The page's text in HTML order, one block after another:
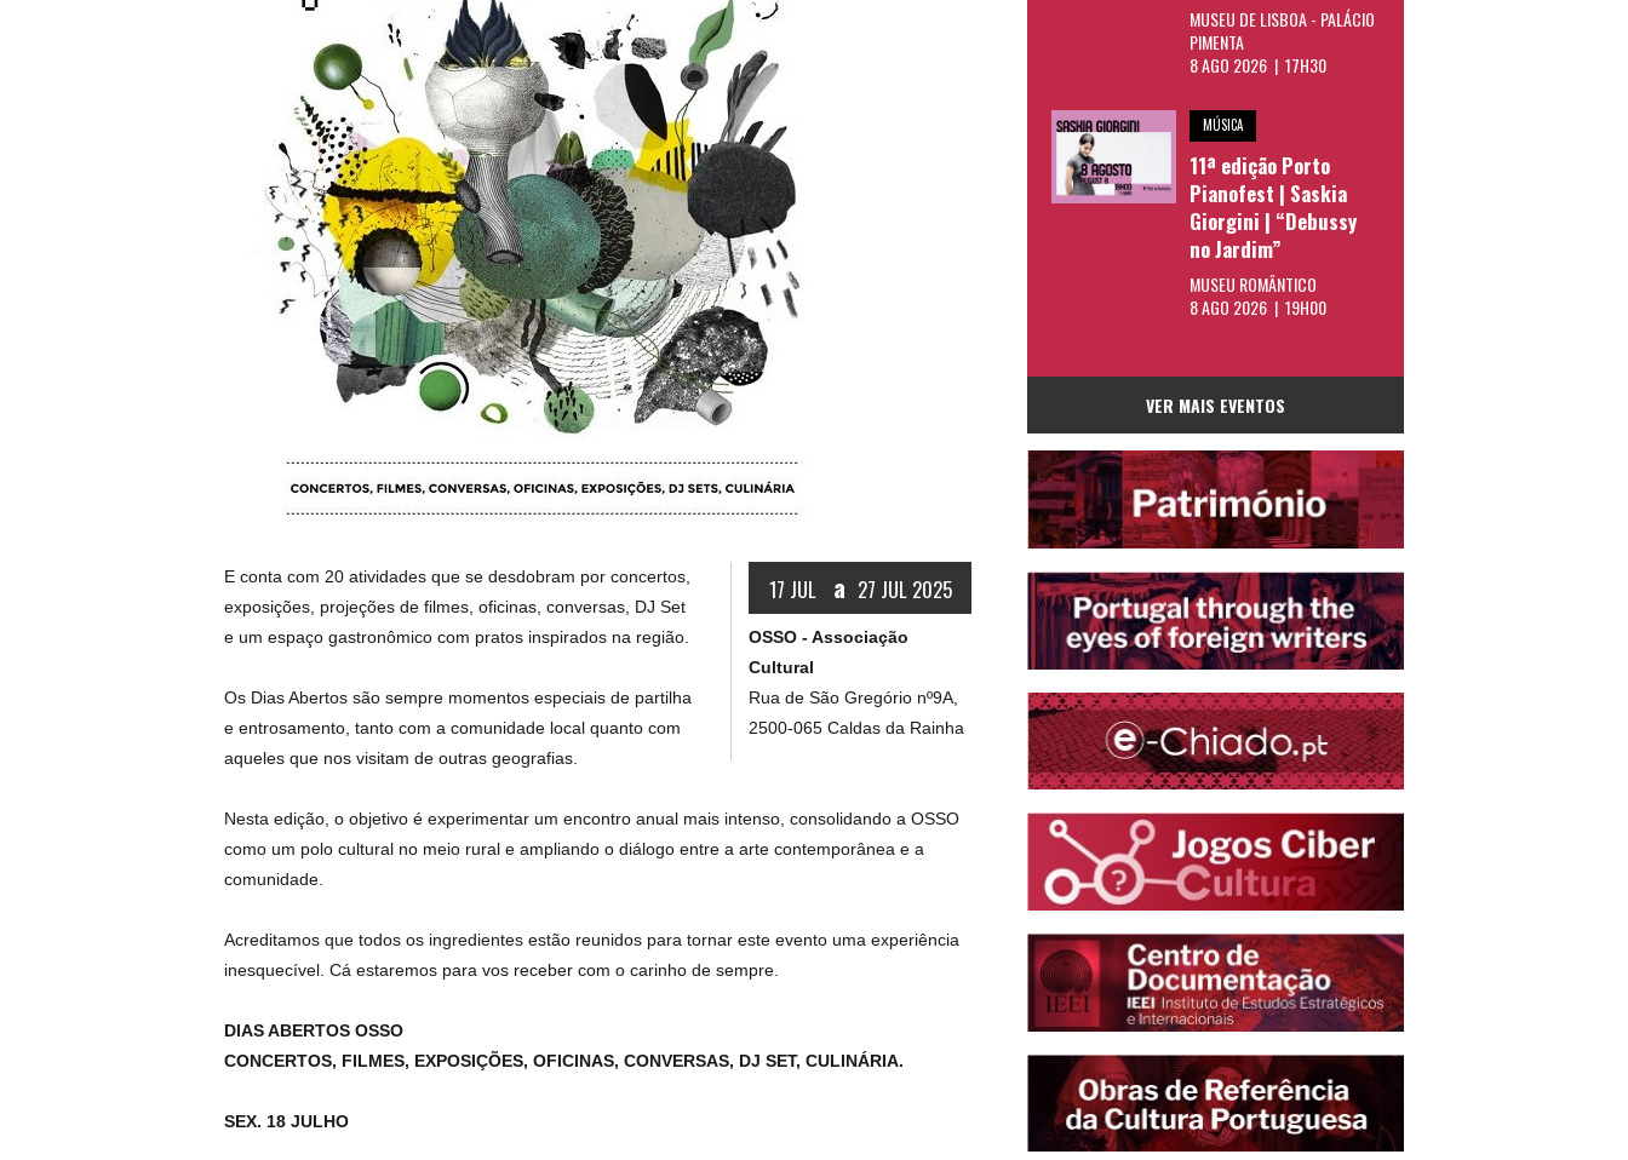
17 JUL a 27 JUL 2025
OSSO - Associação
Cultural
Rua de São Gregório nº9A,
2500-065 Caldas da Rainha
E conta com 20 atividades que se desdobram por concertos,
exposições, projeções de filmes, oficinas, conversas, DJ Set
e um espaço gastronômico com pratos inspirados na região.
Os Dias Abertos são sempre momentos especiais de partilha
e entrosamento, tanto com a comunidade local quanto com
aqueles que nos visitam de outras geografias.
Nesta edição, o objetivo é experimentar um encontro anual mais intenso, consolidando a OSSO
como um polo cultural no meio rural e ampliando o diálogo entre a arte contemporânea e a
comunidade.
Acreditamos que todos os ingredientes estão reunidos para tornar este evento uma experiência
inesquecível. Cá estaremos para vos receber com o carinho de sempre.
DIAS ABERTOS OSSO
CONCERTOS, FILMES, EXPOSIÇÕES, OFICINAS, CONVERSAS, DJ SET, CULINÁRIA.
SEX. 18 JULHO
MUSEU DE LISBOA - PALÁCIO
PIMENTA
8 AGO 2026 | 17H30
MÚSICA
11ª edição Porto
Pianofest | Saskia
Giorgini | “Debussy
no Jardim”
MUSEU ROMÂNTICO
8 AGO 2026 | 19H00
VER MAIS EVENTOS